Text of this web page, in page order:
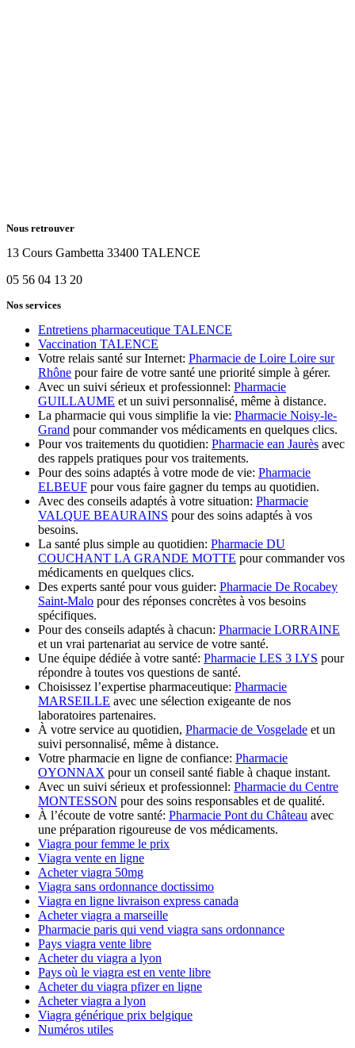
Nous retrouver
13 Cours Gambetta 33400 TALENCE
05 56 04 13 20
Nos services
Entretiens pharmaceutique TALENCE
Vaccination TALENCE
Votre relais santé sur Internet: Pharmacie de Loire Loire sur
Rhône pour faire de votre santé une priorité simple à gérer.
Avec un suivi sérieux et professionnel: Pharmacie
GUILLAUME et un suivi personnalisé, même à distance.
La pharmacie qui vous simplifie la vie: Pharmacie Noisy-le-
Grand pour commander vos médicaments en quelques clics.
Pour vos traitements du quotidien: Pharmacie ean Jaurès avec
des rappels pratiques pour vos traitements.
Pour des soins adaptés à votre mode de vie: Pharmacie
ELBEUF pour vous faire gagner du temps au quotidien.
Avec des conseils adaptés à votre situation: Pharmacie
VALQUE BEAURAINS pour des soins adaptés à vos
besoins.
La santé plus simple au quotidien: Pharmacie DU
COUCHANT LA GRANDE MOTTE pour commander vos
médicaments en quelques clics.
Des experts santé pour vous guider: Pharmacie De Rocabey
Saint-Malo pour des réponses concrètes à vos besoins
spécifiques.
Pour des conseils adaptés à chacun: Pharmacie LORRAINE
et un vrai partenariat au service de votre santé.
Une équipe dédiée à votre santé: Pharmacie LES 3 LYS pour
répondre à toutes vos questions de santé.
Choisissez l’expertise pharmaceutique: Pharmacie
MARSEILLE avec une sélection exigeante de nos
laboratoires partenaires.
À votre service au quotidien, Pharmacie de Vosgelade et un
suivi personnalisé, même à distance.
Votre pharmacie en ligne de confiance: Pharmacie
OYONNAX pour un conseil santé fiable à chaque instant.
Avec un suivi sérieux et professionnel: Pharmacie du Centre
MONTESSON pour des soins responsables et de qualité.
À l’écoute de votre santé: Pharmacie Pont du Château avec
une préparation rigoureuse de vos médicaments.
Viagra pour femme le prix
Viagra vente en ligne
Acheter viagra 50mg
Viagra sans ordonnance doctissimo
Viagra en ligne livraison express canada
Acheter viagra a marseille
Pharmacie paris qui vend viagra sans ordonnance
Pays viagra vente libre
Acheter du viagra a lyon
Pays où le viagra est en vente libre
Acheter du viagra pfizer en ligne
Acheter viagra a lyon
Viagra générique prix belgique
Numéros utiles